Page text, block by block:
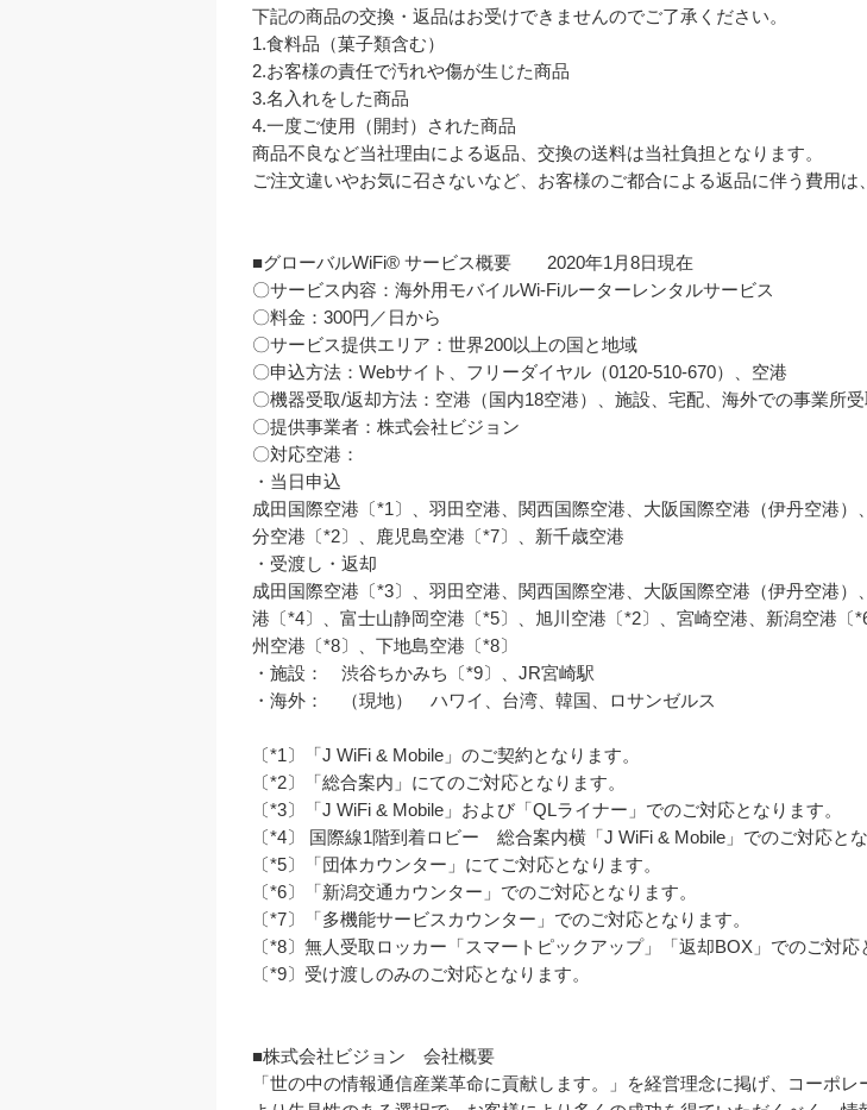
下記の商品の交換・返品はお受けできませんのでご了承ください。
1.食料品（菓子類含む）
2.お客様の責任で汚れや傷が生じた商品
3.名入れをした商品
4.一度ご使用（開封）された商品
商品不良など当社理由による返品、交換の送料は当社負担となります。
ご注文違いやお気に召さないなど、お客様のご都合による返品に伴う費用は
■グローバルWiFi® サービス概要　　2020年1月8日現在
〇サービス内容：海外用モバイルWi-Fiルーターレンタルサービス
〇料金：300円／日から
〇サービス提供エリア：世界200以上の国と地域
〇申込方法：Webサイト、フリーダイヤル（0120-510-670）、空港
〇機器受取/返却方法：空港（国内18空港）、施設、宅配、海外での事業所受
〇提供事業者：株式会社ビジョン
〇対応空港：
・当日申込
成田国際空港〔*1〕、羽田空港、関西国際空港、大阪国際空港（伊丹空港
分空港〔*2〕、鹿児島空港〔*7〕、新千歳空港
・受渡し・返却
成田国際空港〔*3〕、羽田空港、関西国際空港、大阪国際空港（伊丹空港
港〔*4〕、富士山静岡空港〔*5〕、旭川空港〔*2〕、宮崎空港、新潟空港
州空港〔*8〕、下地島空港〔*8〕
・施設：　渋谷ちかみち〔*9〕、JR宮崎駅
・海外：　（現地）　ハワイ、台湾、韓国、ロサンゼルス
〔*1〕「J WiFi & Mobile」のご契約となります。
〔*2〕「総合案内」にてのご対応となります。
〔*3〕「J WiFi & Mobile」および「QLライナー」でのご対応となります。
〔*4〕 国際線1階到着ロビー　総合案内横「J WiFi & Mobile」でのご対応とな
〔*5〕「団体カウンター」にてご対応となります。
〔*6〕「新潟交通カウンター」でのご対応となります。
〔*7〕「多機能サービスカウンター」でのご対応となります。
〔*8〕無人受取ロッカー「スマートピックアップ」「返却BOX」でのご対応
〔*9〕受け渡しのみのご対応となります。
■株式会社ビジョン　会社概要
「世の中の情報通信産業革命に貢献します。」を経営理念に掲げ、コーポ